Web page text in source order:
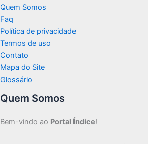
Quem Somos
Faq
Política de privacidade
Termos de uso
Contato
Mapa do Site
Glossário
Quem Somos
Bem-vindo ao Portal Índice!